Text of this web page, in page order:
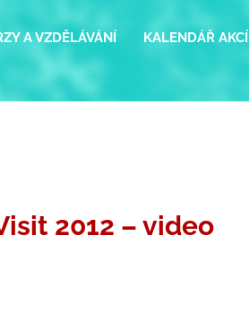
A VZDĚLÁVÁNÍ KALENDÁŘ AKCÍ
2012 – video